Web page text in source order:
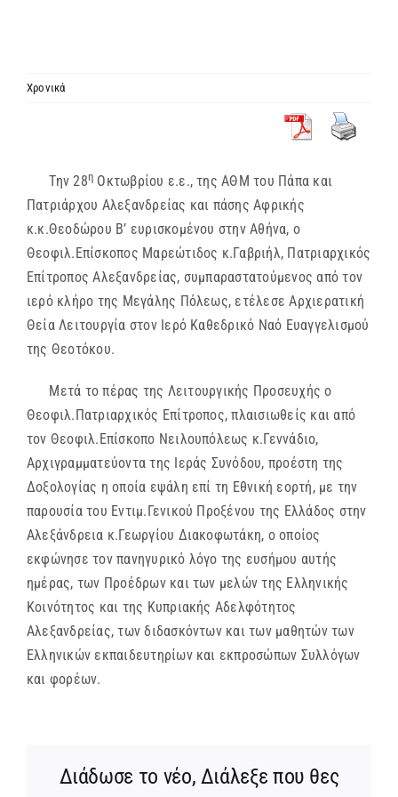
ΕΝΗΜΕΡΩΣΗ
ΣΥΝΔΕΣΕΙΣ
Χρονικά
Την 28η Οκτωβρίου ε.ε., της ΑΘΜ του Πάπα και
Πατριάρχου Αλεξανδρείας και πάσης Αφρικής
κ.κ.Θεοδώρου Β’ ευρισκομένου στην Αθήνα, ο
Θεοφιλ.Επίσκοπος Μαρεώτιδος κ.Γαβριήλ, Πατριαρχικός
Επίτροπος Αλεξανδρείας, συμπαραστατούμενος από τον
ιερό κλήρο της Μεγάλης Πόλεως, ετέλεσε Αρχιερατική
Θεία Λειτουργία στον Ιερό Καθεδρικό Ναό Ευαγγελισμού
της Θεοτόκου.
Μετά το πέρας της Λειτουργικής Προσευχής ο
Θεοφιλ.Πατριαρχικός Επίτροπος, πλαισιωθείς και από
τον Θεοφιλ.Επίσκοπο Νειλουπόλεως κ.Γεννάδιο,
Αρχιγραμματεύοντα της Ιεράς Συνόδου, προέστη της
Δοξολογίας η οποία εψάλη επί τη Εθνική εορτή, με την
παρουσία του Εντιμ.Γενικού Προξένου της Ελλάδος στην
Αλεξάνδρεια κ.Γεωργίου Διακοφωτάκη, ο οποίος
εκφώνησε τον πανηγυρικό λόγο της ευσήμου αυτής
ημέρας, των Προέδρων και των μελών της Ελληνικής
Κοινότητος και της Κυπριακής Αδελφότητος
Αλεξανδρείας, των διδασκόντων και των μαθητών των
Ελληνικών εκπαιδευτηρίων και εκπροσώπων Συλλόγων
και φορέων.
Διάδωσε το νέο, Διάλεξε που θες